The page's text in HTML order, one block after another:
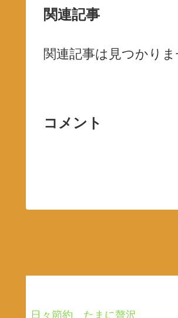
関連記事
関連記事は見つかりま
コメント
日々節約、たまに贅沢